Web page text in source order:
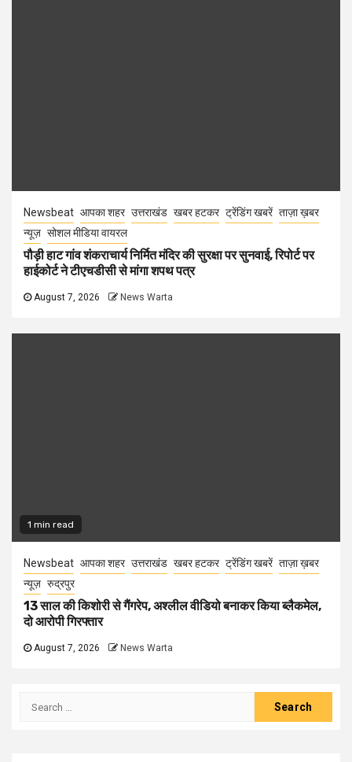
Newsbeat आपका शहर उत्तराखंड खबर हटकर ट्रेंडिंग खबरें ताज़ा ख़बर
न्यूज़ सोशल मीडिया वायरल
पौड़ी हाट गांव शंकराचार्य निर्मित मंदिर की सुरक्षा पर सुनवाई, रिपोर्ट पर
हाईकोर्ट ने टीएचडीसी से मांगा शपथ पत्र
August 7, 2026 News Warta
1 min read
Newsbeat आपका शहर उत्तराखंड खबर हटकर ट्रेंडिंग खबरें ताज़ा ख़बर
न्यूज़ रुद्रपुर
13 साल की किशोरी से गैंगरेप, अश्लील वीडियो बनाकर किया ब्लैकमेल,
दो आरोपी गिरफ्तार
August 7, 2026 News Warta
Search